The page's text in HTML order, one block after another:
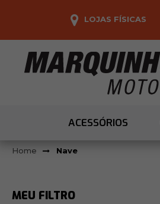
LOJAS FÍSICAS
ACESSÓRIOS
Nave